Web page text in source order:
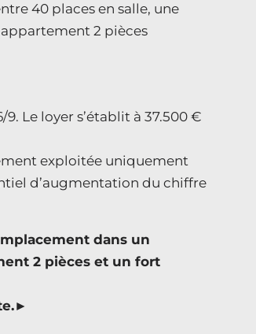
40 places en salle, une
appartement 2 pièces
Le loyer s’établit à 37.500 €
exploitée uniquement
d’augmentation du chiffre
dans un
2 pièces et un fort